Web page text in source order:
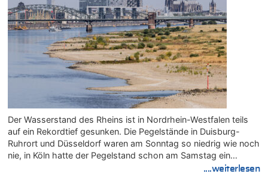
Der Wasserstand des Rheins ist in Nordrhein-Westfalen teils
auf ein Rekordtief gesunken. Die Pegelstände in Duisburg-
Ruhrort und Düsseldorf waren am Sonntag so niedrig wie noch
nie, in Köln hatte der Pegelstand schon am Samstag ein…
....weiterlesen